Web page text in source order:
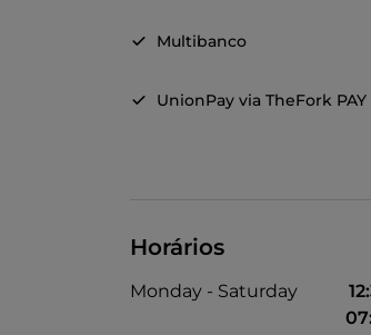
Multibanco
UnionPay via TheFork PAY
Horários
Monday - Saturday